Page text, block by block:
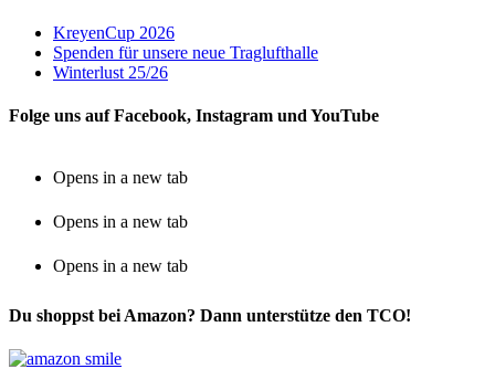
KreyenCup 2026
Spenden für unsere neue Traglufthalle
Winterlust 25/26
Folge uns auf Facebook, Instagram und YouTube
Opens in a new tab
Opens in a new tab
Opens in a new tab
Du shoppst bei Amazon? Dann unterstütze den TCO!